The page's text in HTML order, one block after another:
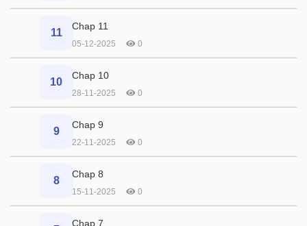
11
Chap 11
05-12-2025 0
10
Chap 10
28-11-2025 0
9
Chap 9
22-11-2025 0
8
Chap 8
15-11-2025 0
Chap 7